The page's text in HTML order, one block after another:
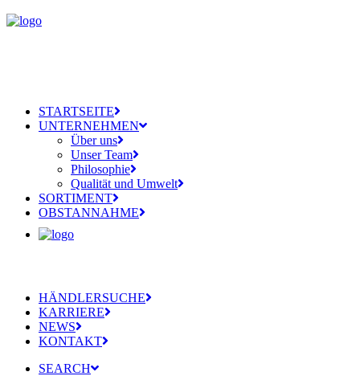
STARTSEITE
UNTERNEHMEN
Über uns
Unser Team
Philosophie
Qualität und Umwelt
SORTIMENT
OBSTANNAHME
HÄNDLERSUCHE
KARRIERE
NEWS
KONTAKT
SEARCH